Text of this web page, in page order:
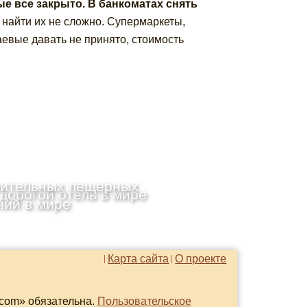
все закрыто. В банкоматах снять
их не сложно. Супермаркеты,
давать не принято, стоимость
отель в мире
пещерных
в мире
О проекте
Карта сайта
обязательна. Пользовательское